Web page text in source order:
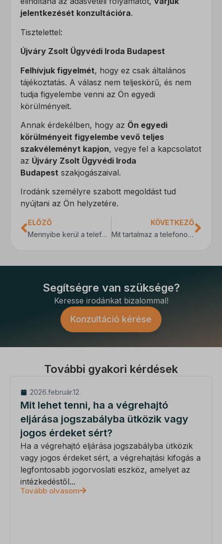
jelentkezését konzultációra.
Tisztelettel:
Újváry Zsolt Ügyvédi Iroda Budapest
Felhívjuk figyelmét, hogy ez csak általános
tájékoztatás. A válasz nem teljeskörű, és nem
tudja figyelembe venni az Ön egyedi
körülményeit.
Annak érdekélben, hogy az Ön egyedi
körülményeit figyelembe vevő teljes
szakvéleményt kapjon, vegye fel a kapcsolatot
az Újváry Zsolt Ügyvédi Iroda
Budapest szakjogászaival.
Irodánk személyre szabott megoldást tud
nyújtani az Ön helyzetére.
ELŐZŐ
Mennyibe kerül a telefonos jogi tanácsadás?
KÖVETKEZŐ
Mit tartalmaz a telefonos jogi tanácsadás szolgáltatás?
Segítségre van szüksége?
Keresse irodánkat bizalommal!
Konzultáció kérése
További gyakori kérdések
2026.február.12.
Mit lehet tenni, ha a végrehajtó
eljárása jogszabályba ütközik vagy
jogos érdeket sért?
Ha a végrehajtó eljárása jogszabályba ütközik
vagy jogos érdeket sért, a végrehajtási kifogás a
legfontosabb jogorvoslati eszköz, amelyet az
intézkedéstől...
Tovább olvasom
CONSENT
mhcookie
mwai_session_id
PHPSESSID
wordpress_logged_in_*
wordpress_test_cookie
wp-settings-*
wp-settings-time-*
Statisztikai
A statisztikai sütik és szolgáltatások felhasználási információkat
nyerjünk abba, hogyan lépnek kapcsolatba látogatóink a
weboldalunkkal.
_ga_*
sajssdk_2015_cross_new_user
visitor
Marketing
A marketing szolgáltatásokat harmadik fél hirdetői vagy kiadói
használják személyre szabott hirdetések megjelenítésére. Ezt a
látogatók nyomon követésével teszik meg különböző
weboldalakon.
Részletek megjelenítése
_fbc
_gcl_au
_gcl_gs
Egyéb szolgáltatások
Ez a kategória minden olyan sütit, domaint és szolgáltatást
magában foglal, amelyek nem tartoznak a megadott kategóriákba,
Részletek megjelenítése
_dd_s
sensorsdata2015jssdkcross
SL_GWPT_Show_Hide_tmp
SLO_G_WPT_TO
SLO_GWPT_Show_Hide_tmp
ucp_tabs